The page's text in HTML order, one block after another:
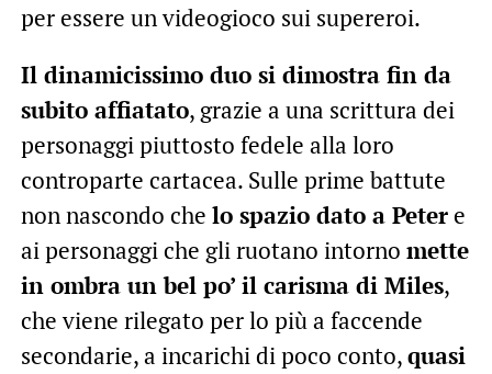
per essere un videogioco sui supereroi.
Il dinamicissimo duo si dimostra fin da
subito affiatato, grazie a una scrittura dei
personaggi piuttosto fedele alla loro
controparte cartacea. Sulle prime battute
non nascondo che lo spazio dato a Petere
ai personaggi che gli ruotano intorno mette
in ombra un bel po’ il carisma di Miles,
che viene rilegato per lo più a faccende
secondarie, a incarichi di poco conto,quasi